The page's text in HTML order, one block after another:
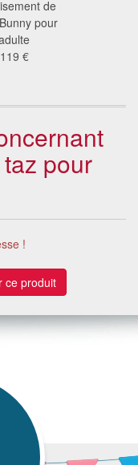
de
pour
119 €
pour
!
ce produit